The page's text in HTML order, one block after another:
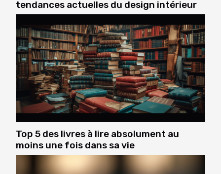
tendances actuelles du design intérieur
Top 5 des livres à lire absolument au
moins une fois dans sa vie